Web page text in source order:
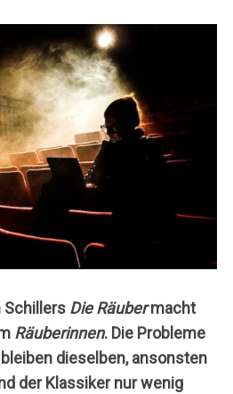
Schillers Die Räubermacht
Räuberinnen. Die Probleme
dieselben, ansonsten
der Klassiker nur wenig